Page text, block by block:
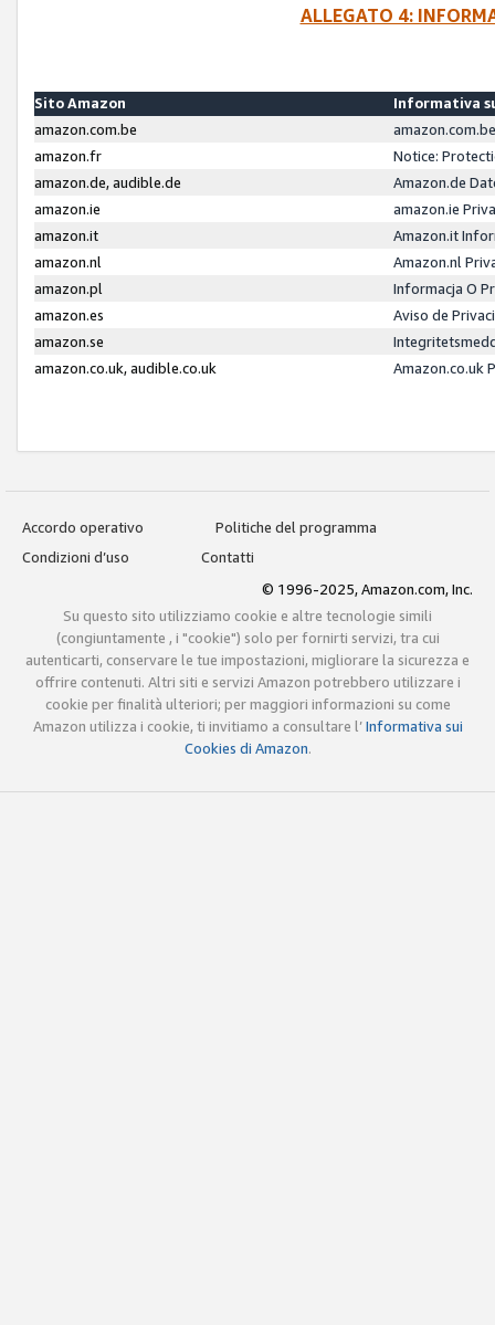
ALLEGATO 4:
Sito Amazon
Informativa
amazon.com.be
amazon.fr
Notice:
amazon.de, audible.de
Amazon.de
amazon.ie
amazon.ie
amazon.it
Amazon.it
amazon.nl
Amazon.nl
amazon.pl
Informacja O
amazon.es
Aviso de
amazon.se
amazon.co.uk, audible.co.uk
Amazon.co.uk
Accordo operativo
Politiche del programma
Condizioni d’uso
Contatti
© 1996-2025, Amazon.com, Inc.
Su questo sito utilizziamo cookie e altre tecnologie simili
(congiuntamente , i "cookie") solo per fornirti servizi, tra cui
autenticarti, conservare le tue impostazioni, migliorare la sicurezza e
offrire contenuti. Altri siti e servizi Amazon potrebbero utilizzare i
cookie per finalità ulteriori; per maggiori informazioni su come
Amazon utilizza i cookie, ti invitiamo a consultare l’Informativa sui
Cookies di Amazon.